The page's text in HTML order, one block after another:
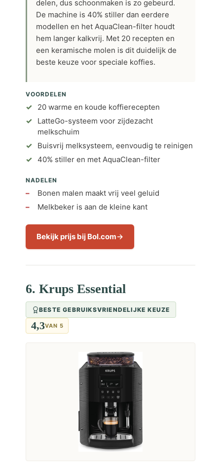
delen, dus schoonmaken is zo gebeurd.
De machine is 40% stiller dan eerdere
modellen en het AquaClean-filter houdt
hem langer kalkvrij. Met 20 recepten en
een keramische molen is dit duidelijk de
beste keuze voor speciale koffies.
VOORDELEN
20 warme en koude koffierecepten
LatteGo-systeem voor zijdezacht
melkschuim
Buisvrij melksysteem, eenvoudig te reinigen
40% stiller en met AquaClean-filter
NADELEN
Bonen malen maakt vrij veel geluid
Melkbeker is aan de kleine kant
Bekijk prijs bij Bol.com
6. Krups Essential
BESTE GEBRUIKSVRIENDELIJKE KEUZE
4,3VAN 5